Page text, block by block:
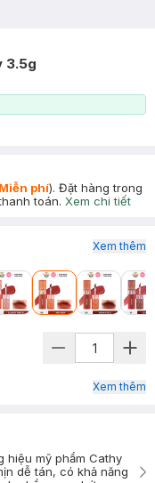
3.5g
Miễn phí). Đặt hàng trong
toán. Xem chi tiết
Xem thêm
Xem thêm
hiệu mỹ phẩm Cathy
dễ tán, có khả năng